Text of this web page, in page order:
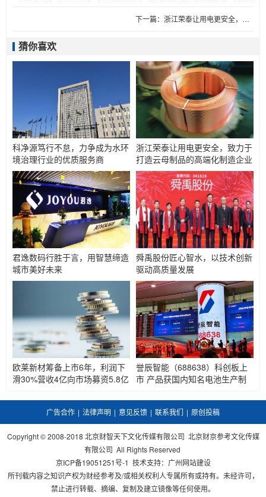
下一篇：浙江荣泰让用电更安全，致力于打造云母制品的高端化制造企业
猜你喜欢
科净源笃行不怠，力争成为水环
境治理行业的优质服务商
浙江荣泰让用电更安全，致力于
打造云母制品的高端化制造企业
君逸数码行胜于言，用智慧缔造
城市美好未来
舜禹股份匠心智水，以技术创新
驱动高质量发展
欧莱新材筹备上市6年，利润下
滑30%营收4亿向市场募资5.8亿
誉辰智能（688638）科创板上
市 产品获国内知名电池生产制
广告合作 | 法律声明 | 意见反馈 | 联系我们 | 原创投稿
Copyright © 2008-2018 北京财智天下文化传媒有限公司 北京财京参考文化传媒
有限公司 All Rights Reserved
京ICP备19051251号-1 技术支持： 广州网站建设
所刊载内容之知识产权为财经参考及/或相关权利人专属所有或持有。未经许可，
禁止进行转载、摘编、复制及建立镜像等任何使用。